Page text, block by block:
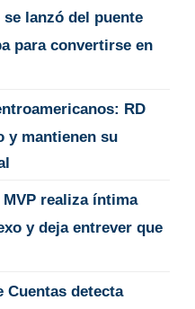
se lanzó del puente
para convertirse en
RD
y mantienen su
realiza íntima
y deja entrever que
Cuentas detecta